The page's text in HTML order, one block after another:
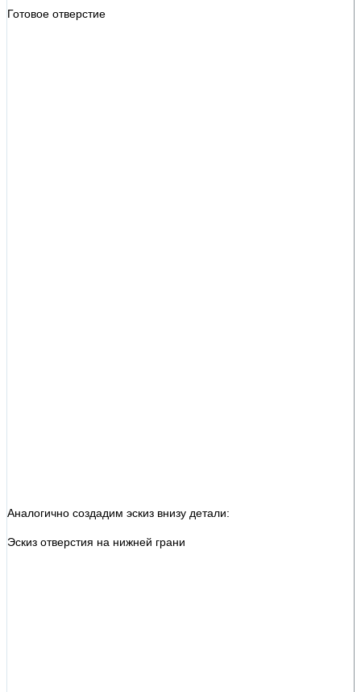
Готовое отверстие
Аналогично создадим эскиз внизу детали:
Эскиз отверстия на нижней грани